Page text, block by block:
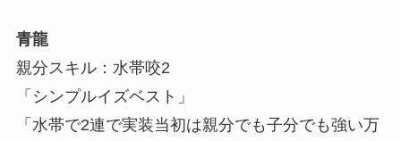
青龍
親分スキル：水帯咬2
「シンプルイズベスト」
「水帯で2連で実装当初は親分でも子分でも強い万